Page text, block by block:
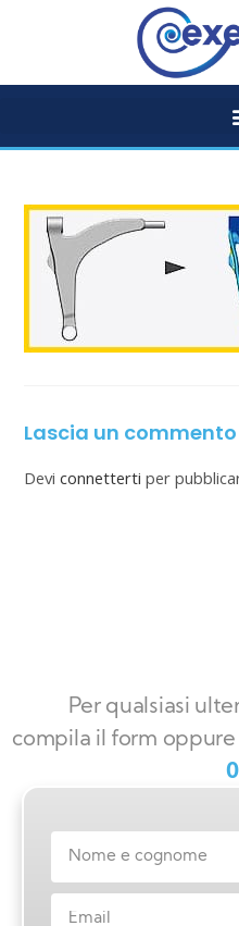
Lascia un commento
Deviconnettertiper
Per qualsiasi
compila il form oppure